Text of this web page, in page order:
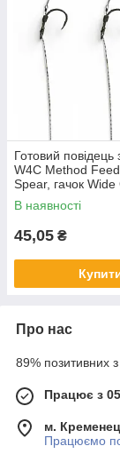
Готовий повідець
W4C Method
Spear, гачок
В наявності
45,05 ₴
Про нас
89% позитивних з
Працює з
м.
Працюємо по